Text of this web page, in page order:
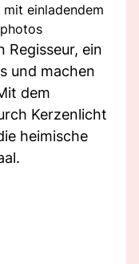
einladendem
Regisseur, ein
und machen
dem
Kerzenlicht
heimische